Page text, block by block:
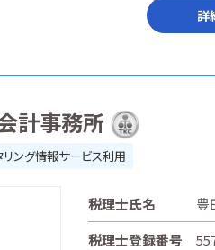
詳
計事務所
リング情報サービス利用
税理士氏名
豊
税理士登録番号